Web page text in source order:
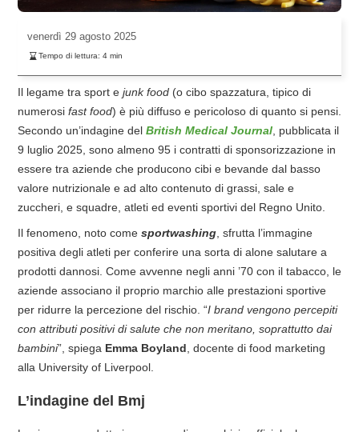
venerdì 29 agosto 2025
Tempo di lettura:4 min
Il legame tra sport e junk food (o cibo spazzatura, tipico di
numerosi fast food) è più diffuso e pericoloso di quanto si pensi.
Secondo un’indagine del British Medical Journal, pubblicata il
9 luglio 2025, sono almeno 95 i contratti di sponsorizzazione in
essere tra aziende che producono cibi e bevande dal basso
valore nutrizionale e ad alto contenuto di grassi, sale e
zuccheri, e squadre, atleti ed eventi sportivi del Regno Unito.
Il fenomeno, noto come sportwashing, sfrutta l’immagine
positiva degli atleti per conferire una sorta di alone salutare a
prodotti dannosi. Come avvenne negli anni ’70 con il tabacco, le
aziende associano il proprio marchio alle prestazioni sportive
per ridurre la percezione del rischio. “I brand vengono percepiti
con attributi positivi di salute che non meritano, soprattutto dai
bambini”, spiega Emma Boyland, docente di food marketing
alla University of Liverpool.
L’indagine del Bmj